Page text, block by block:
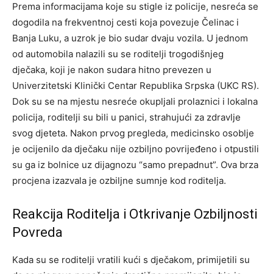
Prema informacijama koje su stigle iz policije, nesreća se
dogodila na frekventnoj cesti koja povezuje Čelinac i
Banja Luku, a uzrok je bio sudar dvaju vozila. U jednom
od automobila nalazili su se roditelji trogodišnjeg
dječaka, koji je nakon sudara hitno prevezen u
Univerzitetski Klinički Centar Republika Srpska (UKC RS).
Dok su se na mjestu nesreće okupljali prolaznici i lokalna
policija, roditelji su bili u panici, strahujući za zdravlje
svog djeteta. Nakon prvog pregleda, medicinsko osoblje
je ocijenilo da dječaku nije ozbiljno povrijeđeno i otpustili
su ga iz bolnice uz dijagnozu “samo prepadnut”. Ova brza
procjena izazvala je ozbiljne sumnje kod roditelja.
Reakcija Roditelja i Otkrivanje Ozbiljnosti
Povreda
Kada su se roditelji vratili kući s dječakom, primijetili su